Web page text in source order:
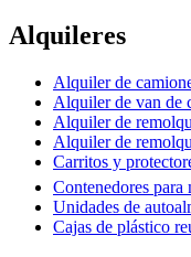
Alquileres
Alquiler de
Alquiler de van de
Alquiler de
Alquiler de
Carritos y
Contenedores para
Unidades de
Cajas de plástico